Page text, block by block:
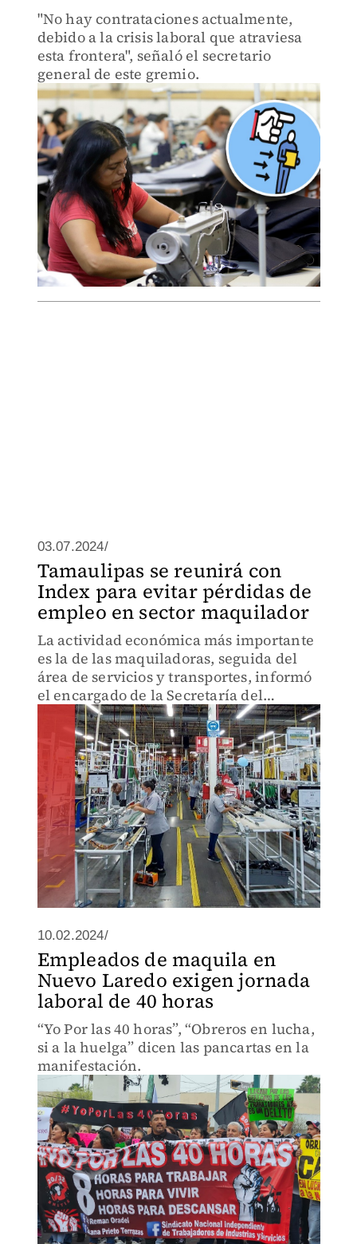
"No hay contrataciones actualmente,
debido a la crisis laboral que atraviesa
esta frontera", señaló el secretario
general de este gremio.
03.07.2024/
Tamaulipas se reunirá con
Index para evitar pérdidas de
empleo en sector maquilador
La actividad económica más importante
es la de las maquiladoras, seguida del
área de servicios y transportes, informó
el encargado de la Secretaría del
Trabajo.
10.02.2024/
Empleados de maquila en
Nuevo Laredo exigen jornada
laboral de 40 horas
“Yo Por las 40 horas”, “Obreros en lucha,
si a la huelga” dicen las pancartas en la
manifestación.